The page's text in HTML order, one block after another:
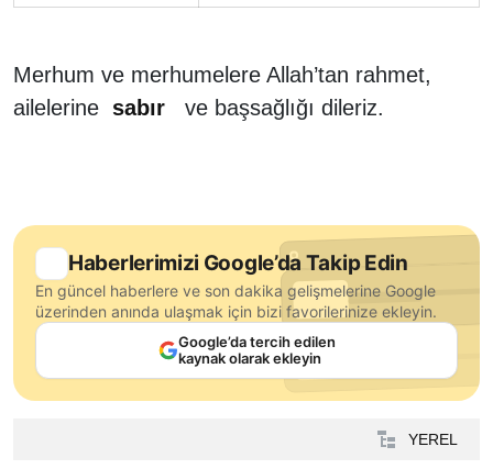
Merhum ve merhumelere Allah’tan rahmet,
ailelerine sabır ve başsağlığı dileriz.
Haberlerimizi Google’da Takip Edin
En güncel haberlere ve son dakika gelişmelerine Google
üzerinden anında ulaşmak için bizi favorilerinize ekleyin.
Google’da tercih edilen
kaynak olarak ekleyin
YEREL